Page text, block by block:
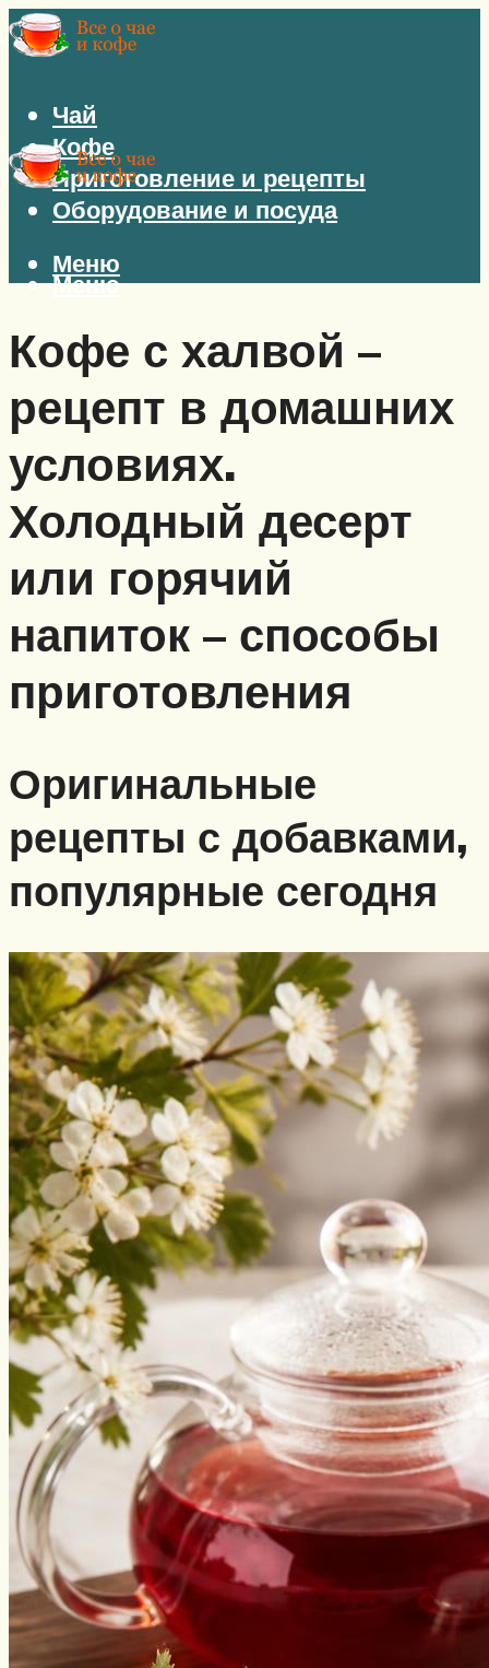
Чай
Кофе
Приготовление и рецепты
Оборудование и посуда
Меню
Меню
Кофе с халвой –
рецепт в домашних
условиях.
Холодный десерт
или горячий
напиток – способы
приготовления
Оригинальные
рецепты с добавками,
популярные сегодня